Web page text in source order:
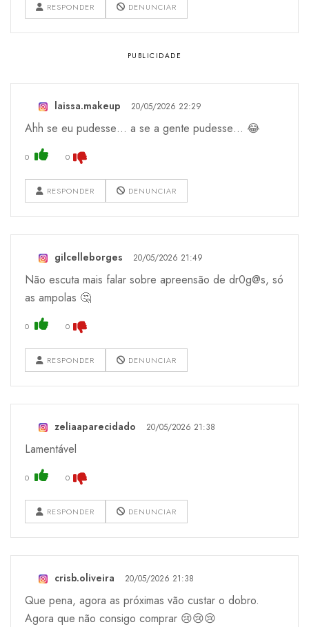
RESPONDER DENUNCIAR
laissa.makeup 20/05/2026 22:29
Ahh se eu pudesse… a se a gente pudesse… 😂
0 0
RESPONDER DENUNCIAR
gilcelleborges 20/05/2026 21:49
Não escuta mais falar sobre apreensão de dr0g@s, só
as ampolas 🤔
0 0
RESPONDER DENUNCIAR
zeliaaparecidado 20/05/2026 21:38
Lamentável
0 0
RESPONDER DENUNCIAR
crisb.oliveira 20/05/2026 21:38
Que pena, agora as próximas vão custar o dobro.
Agora que não consigo comprar 😢😢😢